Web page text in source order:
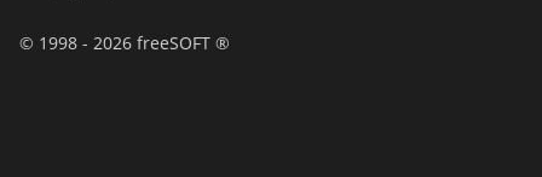
© 1998 - 2026 freeSOFT ®